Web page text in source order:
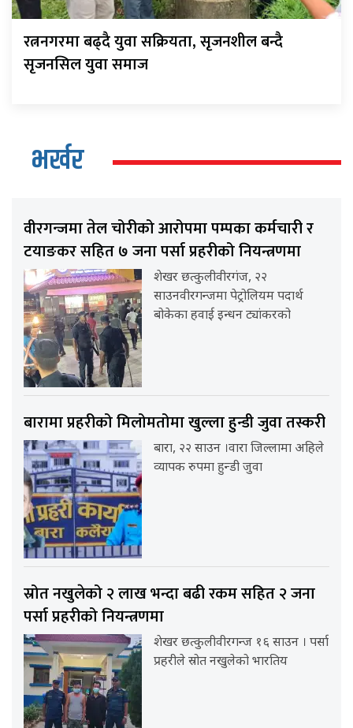
रत्ननगरमा बढ्दै युवा सक्रियता, सृजनशील बन्दै
सृजनसिल युवा समाज
भर्खर
वीरगन्जमा तेल चोरीको आरोपमा पम्पका कर्मचारी र
टयाङकर सहित ७ जना पर्सा प्रहरीको नियन्त्रणमा
शेखर छत्कुलीवीरगंज, २२
साउनवीरगन्जमा पेट्रोलियम पदार्थ
बोकेका हवाई इन्धन ट्यांकरको
बारामा प्रहरीको मिलोमतोमा खुल्ला हुन्डी जुवा तस्करी
बारा, २२ साउन ।वारा जिल्लामा अहिले
व्यापक रुपमा हुन्डी जुवा
स्रोत नखुलेको २ लाख भन्दा बढी रकम सहित २ जना
पर्सा प्रहरीको नियन्त्रणमा
शेखर छत्कुलीवीरगन्ज १६ साउन । पर्सा
प्रहरीले स्रोत नखुलेको भारतिय